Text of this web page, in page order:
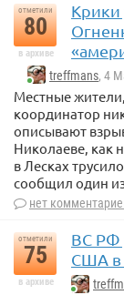
отметили
80
в архиве
Крики
treffmans, 4
Местные
координатор
описывают
Николаеве, как
в Лесках
сообщил один
нет
отметили
75
в архиве
ВС РФ
США в